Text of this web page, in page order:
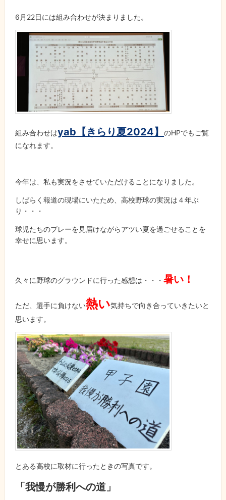
6月22日には組み合わせが決まりました。
組み合わせはyab【きらり夏2024】
のHPでもご覧
になれます。
今年は、私も実況をさせていただけることになりました。
しばらく報道の現場にいたため、高校野球の実況は４年ぶ
り・・・
球児たちのプレーを見届けながらアツい夏を過ごせることを
幸せに思います。
久々に野球のグラウンドに行った感想は・・・ 暑い！
ただ、選手に負けない熱い気持ちで向き合っていきたいと
思います。
とある高校に取材に行ったときの写真です。
「我慢が勝利への道」